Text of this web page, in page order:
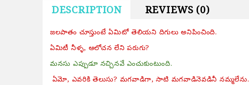
DESCRIPTION REVIEWS (0)
జలపాతం చూస్తుంటే ఏమిటో తెలియని దిగులు అనిపించింది.
ఏమిటీ నీళ్ళ, ఆలోచన లేని పరుగు?
మనసు ఎప్పుడూ నచ్చినవే ఎంచుకుంటుంది.
ఏమో, ఎవరికి తెలుసు? మగవాడిగా, సాటి మగవాడినెవడినీ నమ్మలేను.